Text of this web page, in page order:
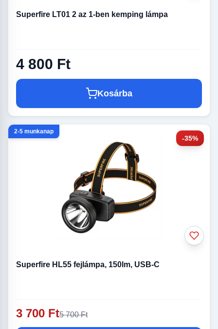
Superfire LT01 2 az 1-ben kemping lámpa
4 800 Ft
Kosárba
-35%
2-5 munkanap
Superfire HL55 fejlámpa, 150lm, USB-C
3 700 Ft5 700 Ft